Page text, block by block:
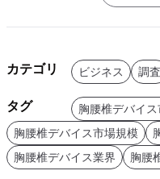
カテゴリ ビジネス 調査
タグ 胸腰椎デバイ
胸腰椎デバイス市場規模
胸腰椎デバイス業界
胸腰